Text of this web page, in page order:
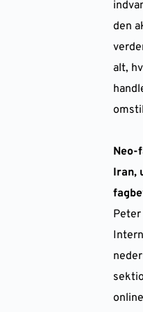
den
alt,
Neo-
Iran,